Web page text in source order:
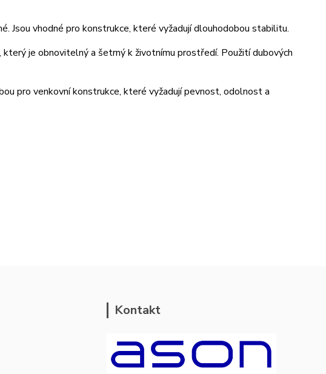
Jsou vhodné pro konstrukce, které vyžadují dlouhodobou stabilitu.
je obnovitelný a šetrný k životnímu prostředí. Použití dubových
pro venkovní konstrukce, které vyžadují pevnost, odolnost a
Kontakt